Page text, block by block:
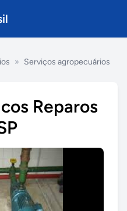
» Serviços agropecuários
Reparos